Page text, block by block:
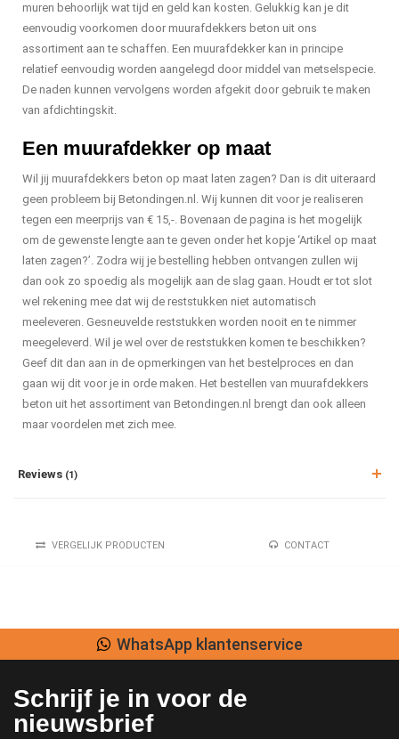
muren behoorlijk wat tijd en geld kan kosten. Gelukkig kan je dit
eenvoudig voorkomen door muurafdekkers beton uit ons
assortiment aan te schaffen. Een muurafdekker kan in principe
relatief eenvoudig worden aangelegd door middel van metselspecie.
De naden kunnen vervolgens worden afgekit door gebruik te maken
van afdichtingskit.
Een muurafdekker op maat
Wil jij muurafdekkers beton op maat laten zagen? Dan is dit uiteraard
geen probleem bij Betondingen.nl. Wij kunnen dit voor je realiseren
tegen een meerprijs van € 15,-. Bovenaan de pagina is het mogelijk
om de gewenste lengte aan te geven onder het kopje ‘Artikel op maat
laten zagen?’. Zodra wij je bestelling hebben ontvangen zullen wij
dan ook zo spoedig als mogelijk aan de slag gaan. Houdt er tot slot
wel rekening mee dat wij de reststukken niet automatisch
meeleveren. Gesneuvelde reststukken worden nooit en te nimmer
meegeleverd. Wil je wel over de reststukken komen te beschikken?
Geef dit dan aan in de opmerkingen van het bestelproces en dan
gaan wij dit voor je in orde maken. Het bestellen van muurafdekkers
beton uit het assortiment van Betondingen.nl brengt dan ook alleen
maar voordelen met zich mee.
Reviews (1)
VERGELIJK PRODUCTEN CONTACT
WhatsApp klantenservice
Schrijf je in voor de
nieuwsbrief